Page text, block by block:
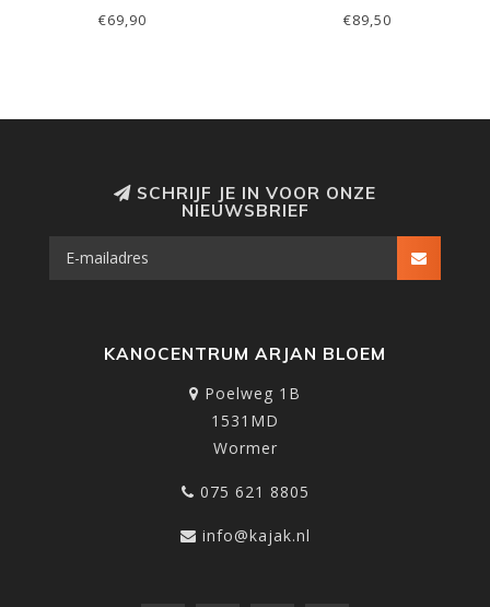
€69,90 €89,50
SCHRIJF JE IN VOOR ONZE
NIEUWSBRIEF
KANOCENTRUM ARJAN BLOEM
Poelweg 1B
1531MD
Wormer
075 621 8805
info@kajak.nl